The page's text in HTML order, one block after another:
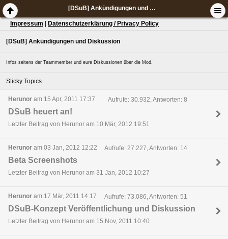
[DSuB] Ankündigungen und Diskussion
Impressum Datenschutzerklärung / Privacy Policy
[DSuB] Ankündigungen und Diskussion
Infos seitens der Teammember und eure Diskussionen über die Mod.
Sticky Topics
Herunor am 15 Apr, 2011 17:37 Aufrufe: 30.932, Antworten: 8
DSuB heuert an!
Letzter Beitrag von Herunor am 10 Mär, 2012 19:51
Herunor am 03 Jan, 2012 12:22 Aufrufe: 27.227, Antworten: 14
Beta Screenshots
Letzter Beitrag von Herunor am 31 Jan, 2012 10:27
Herunor am 17 Mär, 2011 14:17 Aufrufe: 73.086, Antworten: 51
DSuB-Konzept Veröffentlichung und Diskussion
Letzter Beitrag von Herunor am 15 Nov, 2011 10:40